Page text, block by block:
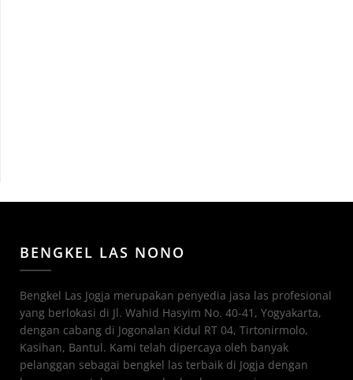
BENGKEL LAS NONO
Bengkel Las Jogja merupakan penyedia jasa las profesional
yang berlokasi di Jl. Wahid Hasyim No. 40-41, Yogyakarta,
dengan cabang di Jogonalan Kidul RT 04, Tirtonirmolo,
Kasihan, Bantul. Kami telah dipercaya oleh banyak
pelanggan sebagai bengkel las terbaik di Jogja dengan